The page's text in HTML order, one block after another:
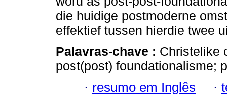
die huidige postmoderne
effektief tussen hierdie twee
Palavras-chave : Christelike
post(post) foundationalisme;
· resumo em Inglês ·